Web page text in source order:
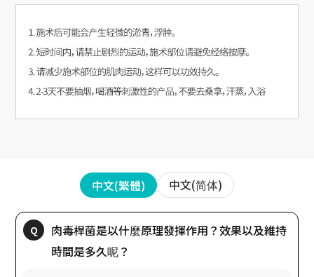
中文(繁體) 中文(简体)
肉毒桿菌是以什麼原理發揮作用？效果以及維持